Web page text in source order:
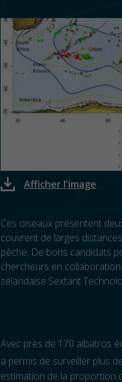
Afficher l'image
Ces oiseaux présentent
couvrent de larges
pêche. De bons candidats
chercheurs en
zélandaise Sextant
Avec près de 170 albatros
a permis de surveiller plus
estimation de la proportion